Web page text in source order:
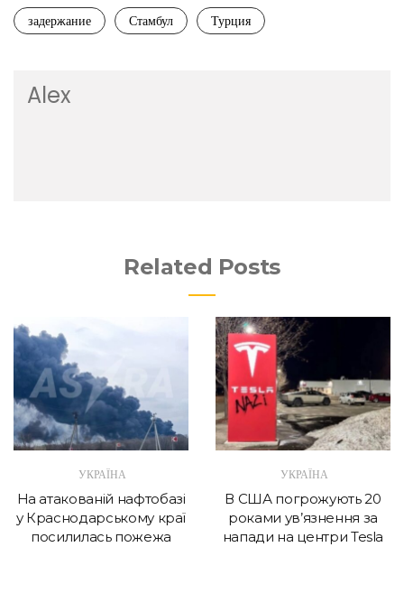
задержание Стамбул Турция
Alex
Related Posts
УКРАЇНА
На атакованій нафтобазі
у Краснодарському краї
посилилась пожежа
УКРАЇНА
В США погрожують 20
роками ув’язнення за
напади на центри Tesla